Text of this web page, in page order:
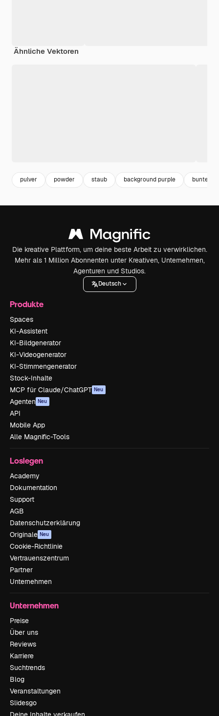
Ähnliche Vektoren
pulver powder staub background purple bunte
Die kreative Plattform, um deine beste Arbeit zu verwirklichen.
Mehr als 1 Million Abonnenten unter Kreativen, Unternehmen,
Agenturen und Studios.
Deutsch
Produkte
Spaces
KI-Assistent
KI-Bildgenerator
KI-Videogenerator
KI-Stimmengenerator
Stock-Inhalte
MCP für Claude/ChatGPT Neu
Agenten Neu
API
Mobile App
Alle Magnific-Tools
Loslegen
Academy
Dokumentation
Support
AGB
Datenschutzerklärung
Originale Neu
Cookie-Richtlinie
Vertrauenszentrum
Partner
Unternehmen
Unternehmen
Preise
Über uns
Reviews
Karriere
Suchtrends
Blog
Veranstaltungen
Slidesgo